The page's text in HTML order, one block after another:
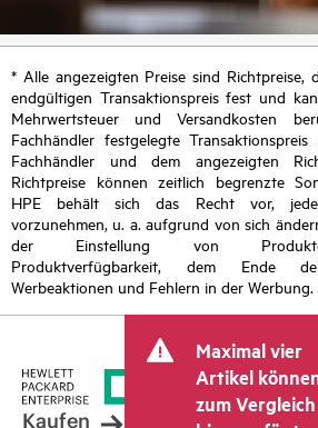
* Alle angezeigten Preise sind Richtpreise,
endgültigen Transaktionspreis fest und
Mehrwertsteuer und Versandkosten
Fachhändler festgelegte
Fachhändler und dem angezeigten
Richtpreise können zeitlich begrenzte
HPE behält sich das Recht vor,
vorzunehmen, u. a. aufgrund von sich
der Einstellung von
Produktverfügbarkeit, dem Ende
Werbeaktionen und Fehlern in der Werbung.
Maximal vier
Artikel
zum Vergleich
Kaufen